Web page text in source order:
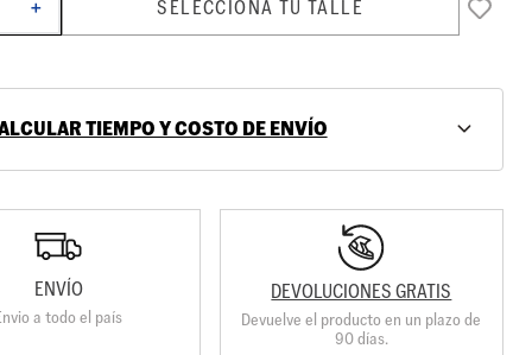
＋ SELECCIONA TU TALLE
TIEMPO Y COSTO DE ENVÍO
ENVÍO
a todo el país
DEVOLUCIONES GRATIS
Devuelve el producto en un plazo de
90 días.